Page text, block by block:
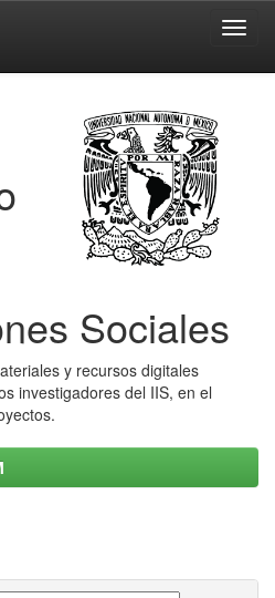
Sociales
y recursos digitales
investigadores del IIS, en el